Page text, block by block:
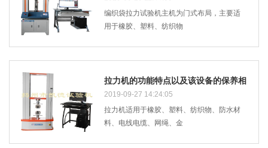
编织袋拉力试验机主机为门式布局，主要适
用于橡胶、塑料、纺织物
拉力机的功能特点以及该设备的保养相
关介绍
2019-09-27 14:24:05
拉力机适用于橡胶、塑料、纺织物、防水材
料、电线电缆、网绳、金